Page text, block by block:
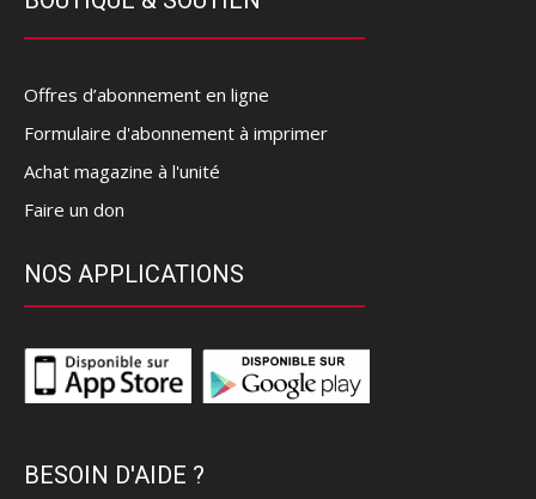
Offres d’abonnement en ligne
Formulaire d'abonnement à imprimer
Achat magazine à l'unité
Faire un don
NOS APPLICATIONS
BESOIN D'AIDE ?